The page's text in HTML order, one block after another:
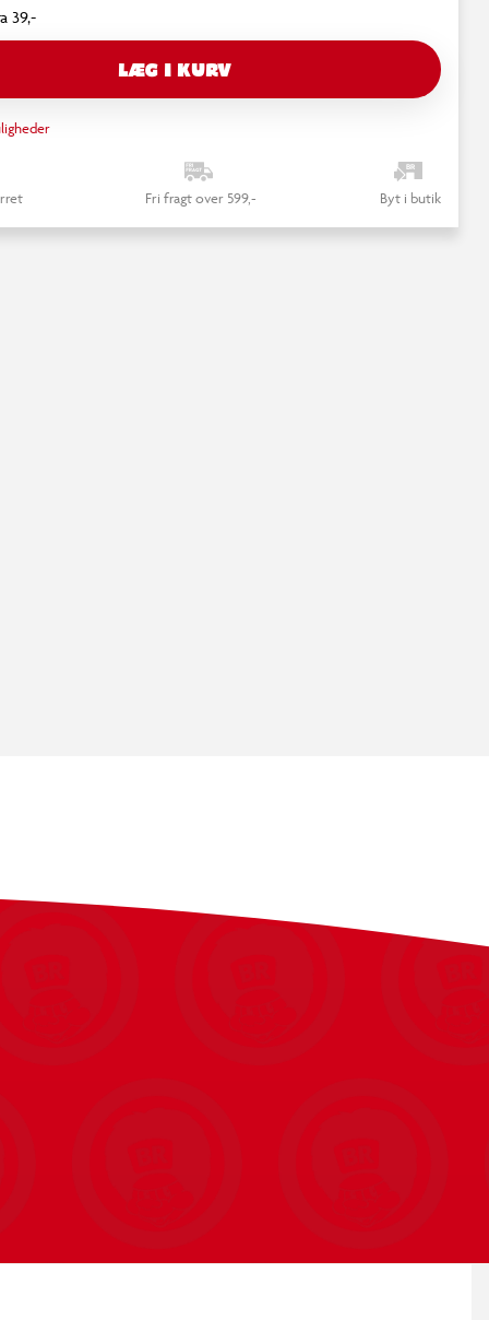
39,-
LÆG I KURV
Fri fragt over 599,- Byt i butik